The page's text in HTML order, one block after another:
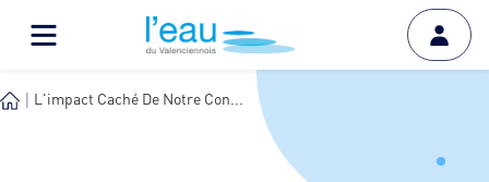
L'impact Caché De Notre Con...